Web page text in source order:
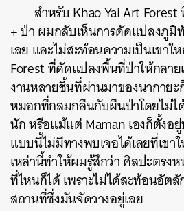
สำหรับ Khao Yai Art
+ ป่า ผมกลับเห็นการดัดแปลงภู
เลย และไม่สะท้อนความเป็นเขาใ
Forest ที่ดัดแปลงพื้นที่ป่าให้กลา
งานหลายชิ้นที่ผ่านมาของนากาย
หมอกที่กลมกลืนกับผืนป่าโดยไม่
นัก หรือแม้แต่ Maman เองก็ตั้ง
แบบนี้ไม่มีทางพบเจอได้เลยที่เขา
เหล่านี้ทำให้ผมรู้สึกว่า ศิลปะตรง
ที่ไหนก็ได้ เพราะไม่ได้สะท้อนอัต
สถานที่ซึ่งมันจัดวางอยู่เลย